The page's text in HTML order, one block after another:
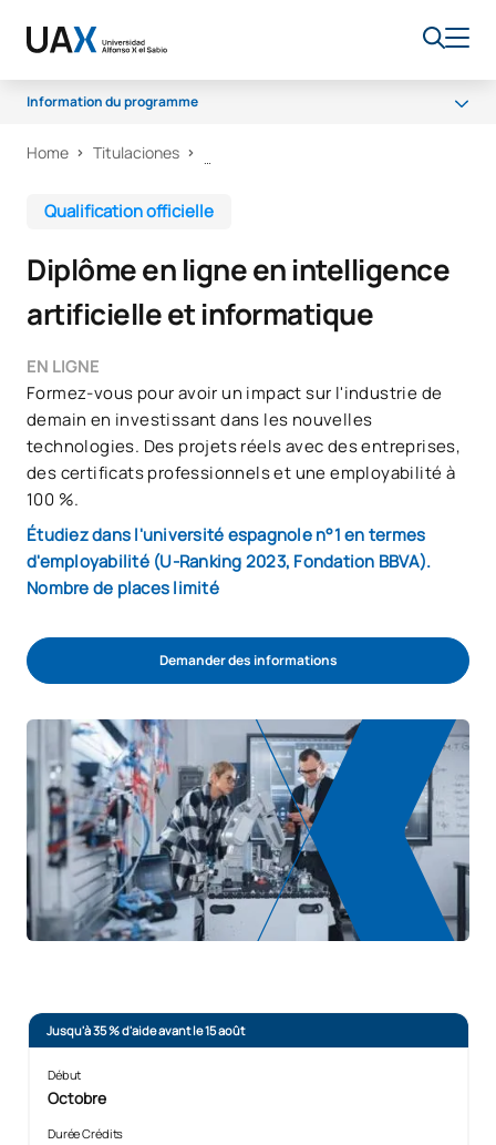
Information du programme
Programme
Home Titulaciones
Qualification officielle
Diplôme en ligne en intelligence
artificielle et informatique
EN LIGNE
Formez-vous pour avoir un impact sur l'industrie de
demain en investissant dans les nouvelles
technologies. Des projets réels avec des entreprises,
des certificats professionnels et une employabilité à
100 %.
Étudiez dans l'université espagnole n°1 en termes
d'employabilité (U-Ranking 2023, Fondation BBVA).
Nombre de places limité
Demander des informations
Jusqu'à 35 % d'aide avant le 15 août
Début
Octobre
Durée Crédits